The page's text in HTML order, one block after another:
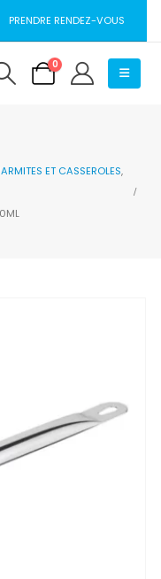
PRENDRE RENDEZ-VOUS
0
ET CASSEROLES,